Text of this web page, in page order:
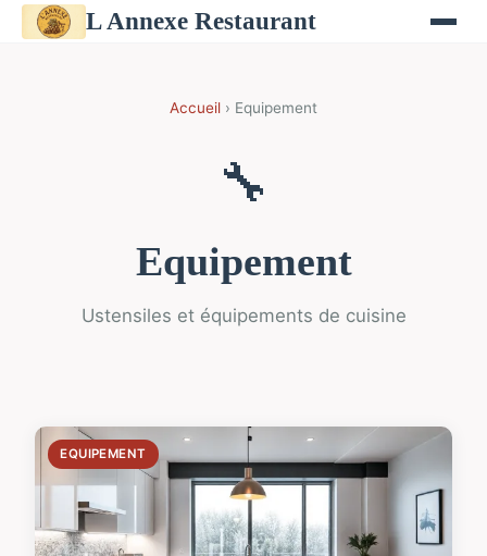
L Annexe Restaurant
Accueil › Equipement
🔧
Equipement
Ustensiles et équipements de cuisine
EQUIPEMENT